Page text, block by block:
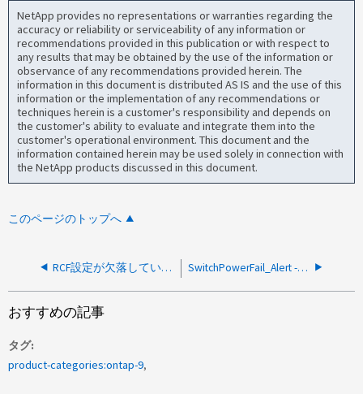
NetApp provides no representations or warranties regarding the
accuracy or reliability or serviceability of any information or
recommendations provided in this publication or with respect to
any results that may be obtained by the use of the information or
observance of any recommendations provided herein. The
information in this document is distributed AS IS and the use of this
information or the implementation of any recommendations or
techniques herein is a customer's responsibility and depends on
the customer's ability to evaluate and integrate them into the
customer's operational environment. This document and the
information contained herein may be used solely in connection with
the NetApp products discussed in this document.
このページのトップへ
RCF設定が欠落しているためSwitchIslIfDownWarn_Alertが発生 SwitchPowerFail_Alert - クラスタスイッチ
おすすめの記事
タグ
product-categories:ontap-9